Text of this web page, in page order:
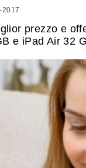
2017
prezzo e
e iPad Air 32